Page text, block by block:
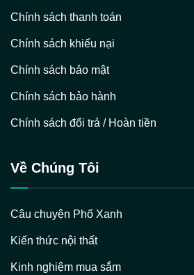
Chính sách thanh toán
Chính sách khiếu nại
Chính sách bảo mật
Chính sách bảo hành
Chính sách đổi trả / Hoàn tiền
Về Chúng Tôi
Câu chuyện Phố Xanh
Kiến thức nội thất
Kinh nghiệm mua sắm